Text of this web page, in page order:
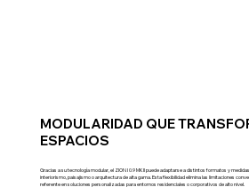
MODULARIDAD QUE
ESPACIOS
Gracias a su tecnología modular, el ZION I 0.9 MKII puede adaptarse a distintos formatos y
interiorismo, paisajismo o arquitectura de alta gama. Esta flexibilidad elimina las limitaciones
referente en soluciones personalizadas para entornos residenciales o corporativos de alto nivel.